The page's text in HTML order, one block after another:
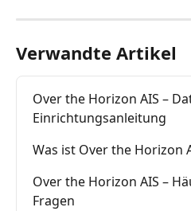
Verwandte Artikel
Over the Horizon AIS –
Einrichtungsanleitung
Was ist Over the Horizon
Over the Horizon AIS –
Fragen